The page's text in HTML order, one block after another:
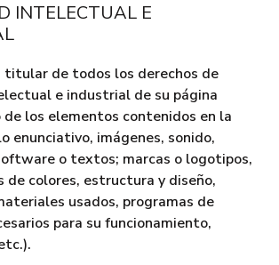
INTELECTUAL E
titular de todos los derechos de
e industrial de su página
de los elementos contenidos en la
enunciativo, imágenes, sonido,
o textos; marcas o logotipos,
de colores, estructura y diseño,
usados, programas de
para su funcionamiento,